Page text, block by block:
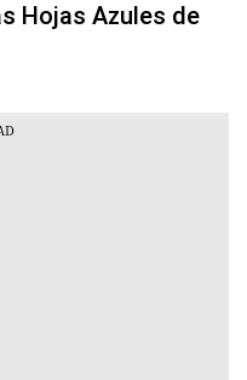
Hojas Azules de